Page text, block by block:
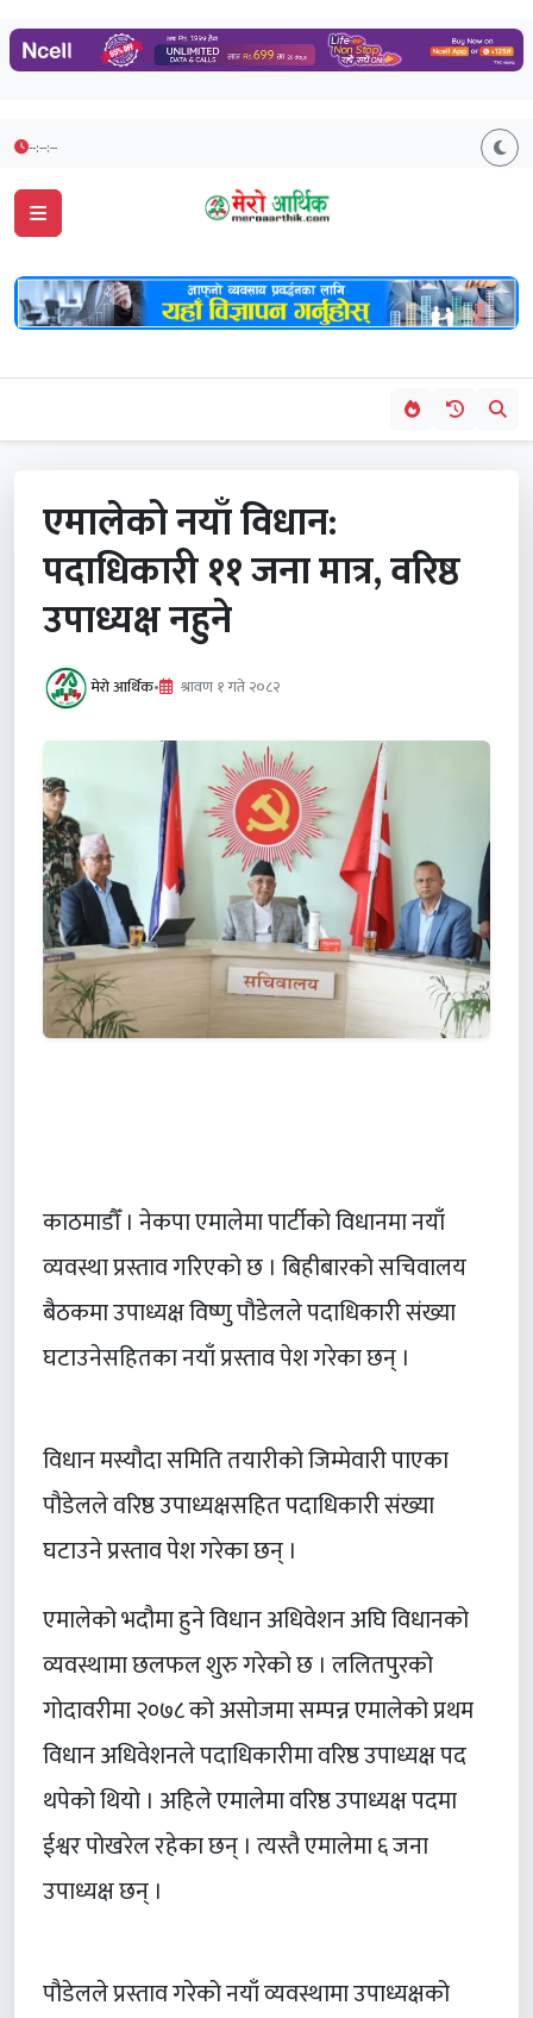
--:--:--
एमालेको नयाँ विधान:
पदाधिकारी ११ जना मात्र, वरिष्ठ
उपाध्यक्ष नहुने
मेरो आर्थिक• श्रावण १ गते २०८२
काठमाडौँ । नेकपा एमालेमा पार्टीको विधानमा नयाँ
व्यवस्था प्रस्ताव गरिएको छ । बिहीबारको सचिवालय
बैठकमा उपाध्यक्ष विष्णु पौडेलले पदाधिकारी संख्या
घटाउनेसहितका नयाँ प्रस्ताव पेश गरेका छन् ।
विधान मस्यौदा समिति तयारीको जिम्मेवारी पाएका
पौडेलले वरिष्ठ उपाध्यक्षसहित पदाधिकारी संख्या
घटाउने प्रस्ताव पेश गरेका छन् ।
एमालेको भदौमा हुने विधान अधिवेशन अघि विधानको
व्यवस्थामा छलफल शुरु गरेको छ । ललितपुरको
गोदावरीमा २०७८ को असोजमा सम्पन्न एमालेको प्रथम
विधान अधिवेशनले पदाधिकारीमा वरिष्ठ उपाध्यक्ष पद
थपेको थियो । अहिले एमालेमा वरिष्ठ उपाध्यक्ष पदमा
ईश्वर पोखरेल रहेका छन् । त्यस्तै एमालेमा ६ जना
उपाध्यक्ष छन् ।
पौडेलले प्रस्ताव गरेको नयाँ व्यवस्थामा उपाध्यक्षको